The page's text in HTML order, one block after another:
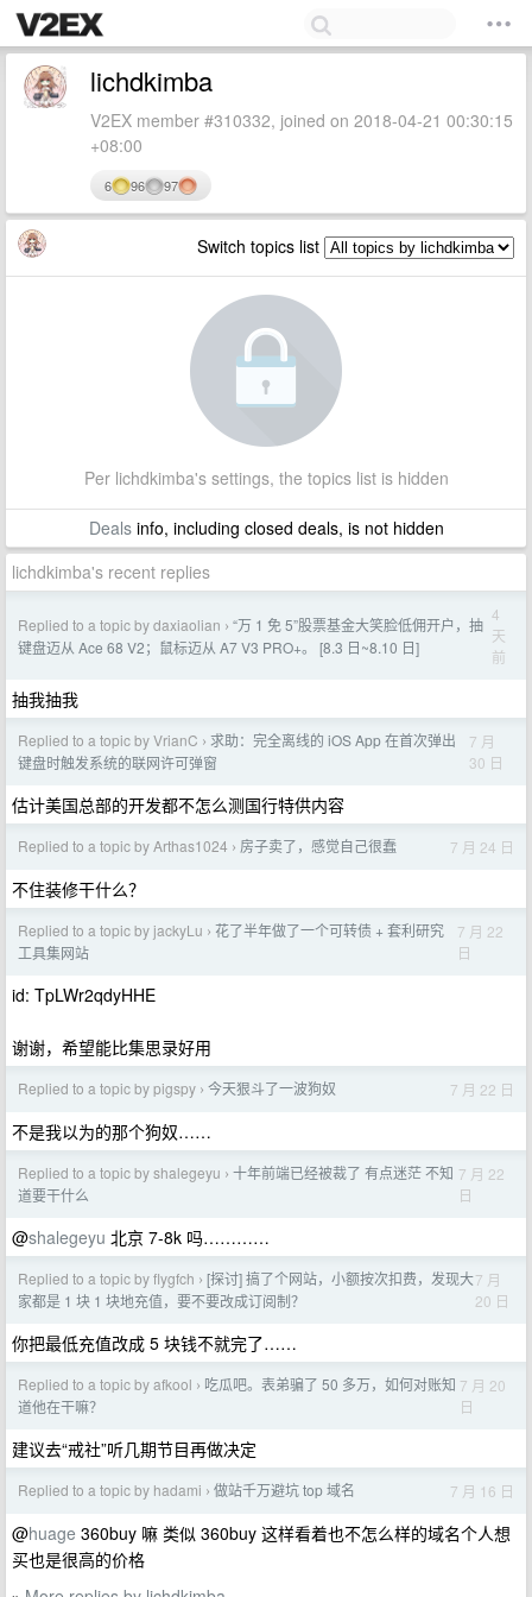
lichdkimba
V2EX member #310332, joined on 2018-04-21 00:30:15
+08:00
6 96 97
Switch topics list
Per lichdkimba's settings, the topics list is hidden
Dealsinfo, including closed deals, is not hidden
lichdkimba's recent replies
Replied to a topic by daxiaolian › “万 1 免 5”股票基金大笑脸低佣开户，抽
键盘迈从 Ace 68 V2；鼠标迈从 A7 V3 PRO+。 [8.3 日~8.10 日]
4
天
前
抽我抽我
Replied to a topic by VrianC › 求助：完全离线的 iOS App 在首次弹出
键盘时触发系统的联网许可弹窗
7 月
30 日
估计美国总部的开发都不怎么测国行特供内容
Replied to a topic by Arthas1024 › 房子卖了，感觉自己很蠢 7 月 24 日
不住装修干什么？
Replied to a topic by jackyLu › 花了半年做了一个可转债 + 套利研究
工具集网站
7 月 22
日
id: TpLWr2qdyHHE
谢谢，希望能比集思录好用
Replied to a topic by pigspy › 今天狠斗了一波狗奴 7 月 22 日
不是我以为的那个狗奴……
Replied to a topic by shalegeyu › 十年前端已经被裁了 有点迷茫 不知
道要干什么
7 月 22
日
@shalegeyu 北京 7-8k 吗…………
Replied to a topic by flygfch › [探讨] 搞了个网站，小额按次扣费，发现大
家都是 1 块 1 块地充值，要不要改成订阅制？
7 月
20 日
你把最低充值改成 5 块钱不就完了……
Replied to a topic by afkool › 吃瓜吧。表弟骗了 50 多万，如何对账知
道他在干嘛？
7 月 20
日
建议去“戒社”听几期节目再做决定
Replied to a topic by hadami › 做站千万避坑 top 域名 7 月 16 日
@huage 360buy 嘛 类似 360buy 这样看着也不怎么样的域名个人想
买也是很高的价格